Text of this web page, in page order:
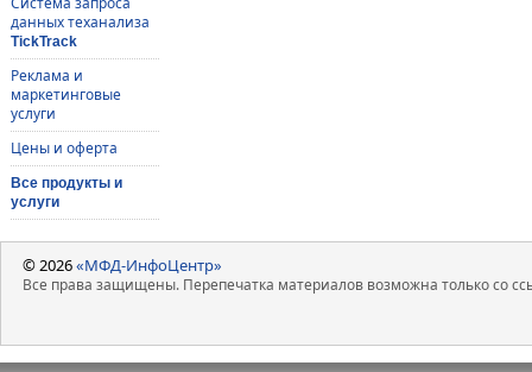
данных теханализа
TickTrack
Реклама и
маркетинговые
услуги
Цены и оферта
Все продукты и
услуги
© 2026«МФД-ИнфоЦентр»
Все права защищены. Перепечатка материалов возможна только со